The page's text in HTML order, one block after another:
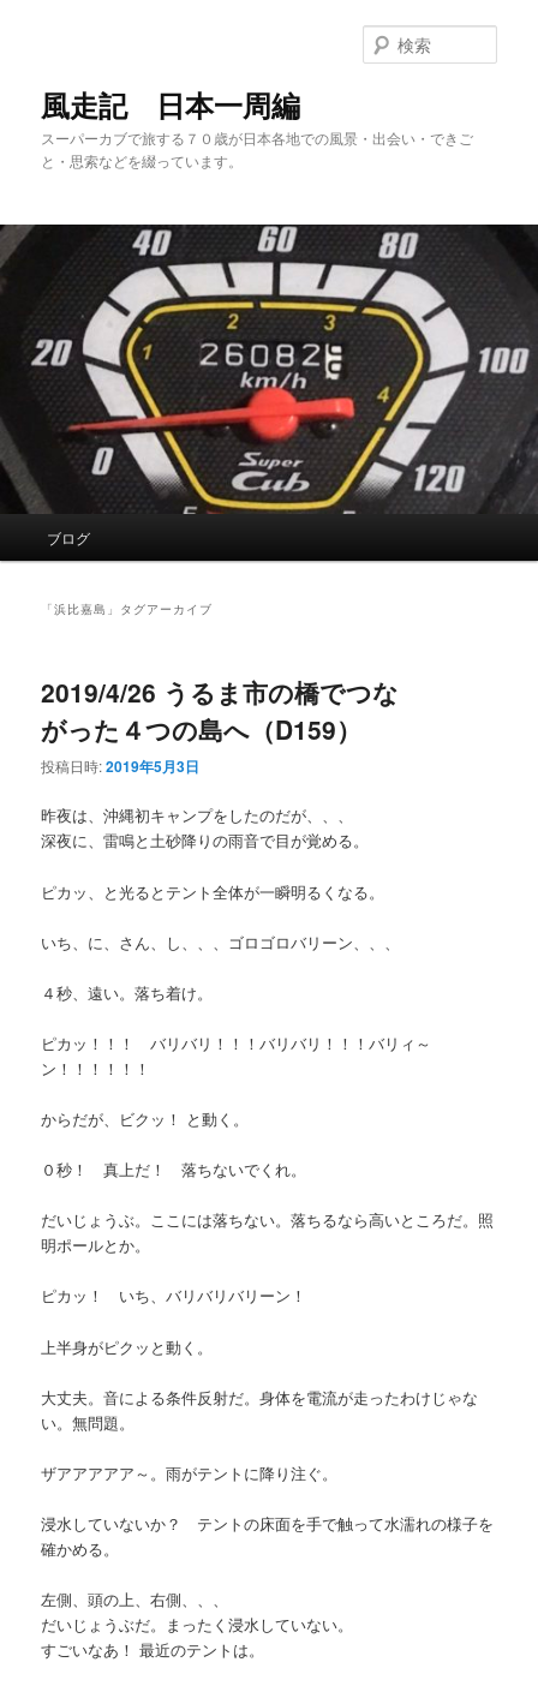
移
動
動
風走記 日本一周編
スーパーカブで旅する７０歳が日本各地での風景・出会い・できご
と・思索などを綴っています。
索
ブログ
「浜比嘉島 」タグアーカイブ
2019/4/26 うるま市の橋でつな
がった４つの島へ（D159）
投稿日時:2019年5月3日
昨夜は、沖縄初キャンプをしたのだが、、、
深夜に、雷鳴と土砂降りの雨音で目が覚める。
ピカッ、と光るとテント全体が一瞬明るくなる。
いち、に、さん、し、、、ゴロゴロバリーン、、、
４秒、遠い。落ち着け。
ピカッ！！！ バリバリ！！！バリバリ！！！バリィ～
ン！！！！！！
からだが、ビクッ！ と動く。
０秒！ 真上だ！ 落ちないでくれ。
だいじょうぶ。ここには落ちない。落ちるなら高いところだ。照
明ポールとか。
ピカッ！ いち、バリバリバリーン！
上半身がピクッと動く。
大丈夫。音による条件反射だ。身体を電流が走ったわけじゃな
い。無問題。
ザアアアアア～。雨がテントに降り注ぐ。
浸水していないか？ テントの床面を手で触って水濡れの様子を
確かめる。
左側、頭の上、右側、、、
だいじょうぶだ。まったく浸水していない。
すごいなあ！ 最近のテントは。